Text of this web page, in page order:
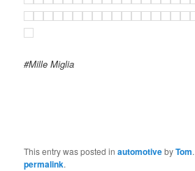
#Mille Miglia
This entry was posted inautomotivebyTom
permalink.